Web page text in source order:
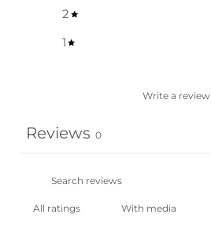
2
1
Write a review
Reviews 0
With media